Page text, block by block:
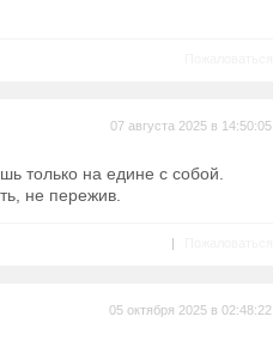
07 августа 2025 в 14:50:05
только на едине с собой.
не пережив.
|
05 октября 2025 в 02:48:22